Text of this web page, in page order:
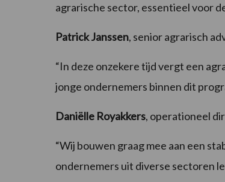
agrarische sector, essentieel voor
Patrick Janssen, senior agrarisch
“In deze onzekere tijd vergt een
jonge ondernemers binnen dit
Daniëlle Royakkers, operationeel
“Wij bouwen graag mee aan een
ondernemers uit diverse sectoren